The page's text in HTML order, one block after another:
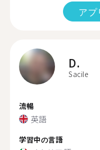
アプ
D.
Sacile
流暢
英語
学習中の言語